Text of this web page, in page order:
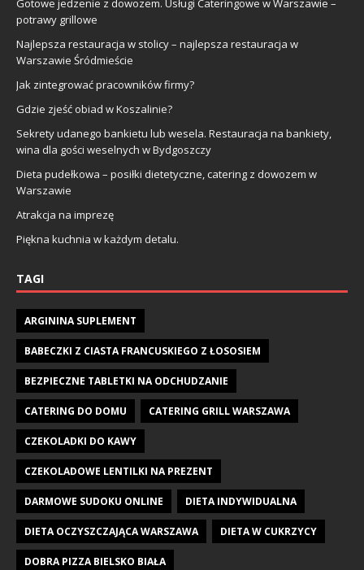
Gotowe jedzenie z dowozem. Usługi Cateringowe w Warszawie –
potrawy grillowe
Najlepsza restauracja w stolicy – najlepsza restauracja w
Warszawie Śródmieście
Jak zintegrować pracowników firmy?
Gdzie zjeść obiad w Koszalinie?
Sekrety udanego bankietu lub wesela. Restauracja na bankiety,
wina dla gości weselnych w Bydgoszczy
Dieta pudełkowa – posiłki dietetyczne, catering z dowozem w
Warszawie
Atrakcja na imprezę
Piękna kuchnia w każdym detalu.
TAGI
ARGININA SUPLEMENT
BABECZKI Z CIASTA FRANCUSKIEGO Z ŁOSOSIEM
BEZPIECZNE TABLETKI NA ODCHUDZANIE
CATERING DO DOMU CATERING GRILL WARSZAWA
CZEKOLADKI DO KAWY
CZEKOLADOWE LENTILKI NA PREZENT
DARMOWE SUDOKU ONLINE DIETA INDYWIDUALNA
DIETA OCZYSZCZAJĄCA WARSZAWA DIETA W CUKRZYCY
DOBRA PIZZA BIELSKO BIAŁA